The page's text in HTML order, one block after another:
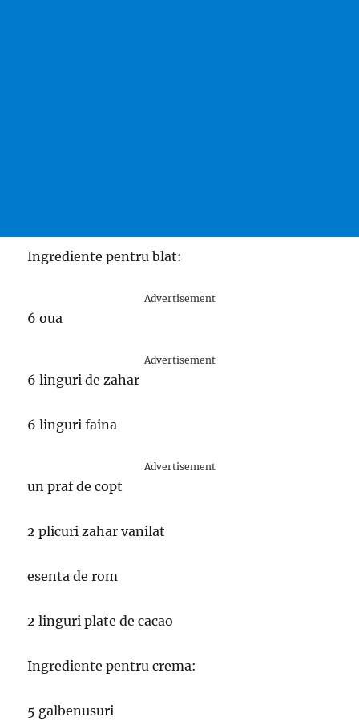
Ingrediente pentru blat:
Advertisement
6 oua
Advertisement
6 linguri de zahar
6 linguri faina
Advertisement
un praf de copt
2 plicuri zahar vanilat
esenta de rom
2 linguri plate de cacao
Ingrediente pentru crema:
5 galbenusuri